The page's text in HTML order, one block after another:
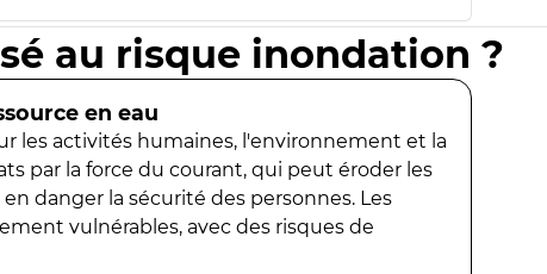
au risque inondation ?
en eau
les activités humaines, l'environnement et la
par la force du courant, qui peut éroder les
danger la sécurité des personnes. Les
vulnérables, avec des risques de